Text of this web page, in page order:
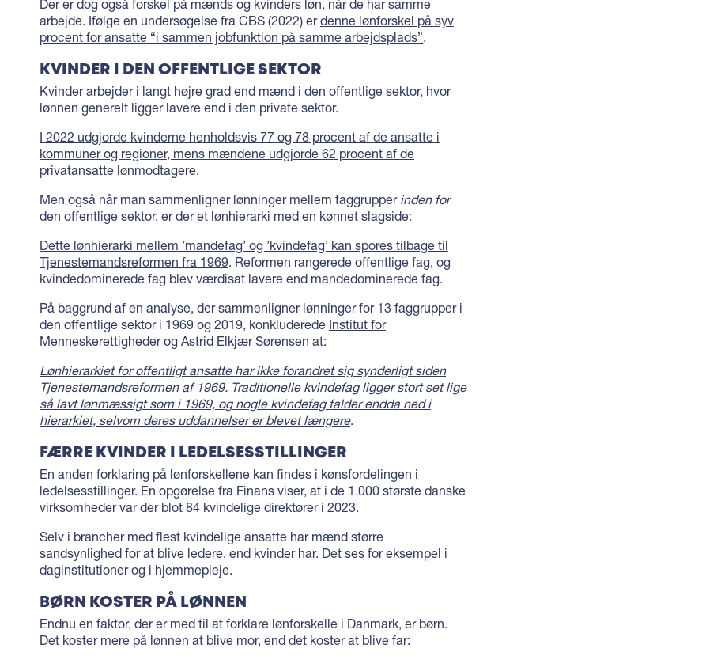
Der er dog også forskel på mænds og kvinders løn, når de har samme
arbejde. Ifølge en undersøgelse fra CBS (2022) erdenne lønforskel på syv
procent for ansatte “i sammen jobfunktion på samme arbejdsplads”.
KVINDER I DEN OFFENTLIGE SEKTOR
Kvinder arbejder i langt højre grad end mænd i den offentlige sektor, hvor
lønnen generelt ligger lavere end i den private sektor.
I 2022 udgjorde kvinderne henholdsvis 77 og 78 procent af de ansatte i
kommuner og regioner, mens mændene udgjorde 62 procent af de
privatansatte lønmodtagere.
Men også når man sammenligner lønninger mellem faggrupper inden for
den offentlige sektor, er der et lønhierarki med en kønnet slagside:
Dette lønhierarki mellem ’mandefag’ og ’kvindefag’ kan spores tilbage til
Tjenestemandsreformen fra 1969. Reformen rangerede offentlige fag, og
kvindedominerede fag blev værdisat lavere end mandedominerede fag.
På baggrund af en analyse, der sammenligner lønninger for 13 faggrupper i
den offentlige sektor i 1969 og 2019, konkluderede Institut for
Menneskerettigheder og Astrid Elkjær Sørensen at:
Lønhierarkiet for offentligt ansatte har ikke forandret sig synderligt siden
Tjenestemandsreformen af 1969. Traditionelle kvindefag ligger stort set lige
så lavt lønmæssigt som i 1969, og nogle kvindefag falder endda ned i
hierarkiet, selvom deres uddannelser er blevet længere.
FÆRRE KVINDER I LEDELSESSTILLINGER
En anden forklaring på lønforskellene kan findes i kønsfordelingen i
ledelsesstillinger. En opgørelse fra Finans viser, at i de 1.000 største danske
virksomheder var der blot 84 kvindelige direktører i 2023.
Selv i brancher med flest kvindelige ansatte har mænd større
sandsynlighed for at blive ledere, end kvinder har. Det ses for eksempel i
daginstitutioner og i hjemmepleje.
BØRN KOSTER PÅ LØNNEN
Endnu en faktor, der er med til at forklare lønforskelle i Danmark, er børn.
Det koster mere på lønnen at blive mor, end det koster at blive far: